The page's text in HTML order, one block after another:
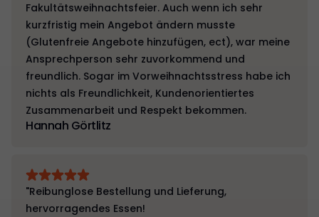
Fakultätsweihnachtsfeier. Auch wenn ich sehr
kurzfristig mein Angebot ändern musste
(Glutenfreie Angebote hinzufügen, ect), war meine
Ansprechperson sehr zuvorkommend und
freundlich. Sogar im Vorweihnachtsstress habe ich
nichts als Freundlichkeit, Kundenorientiertes
Zusammenarbeit und Respekt bekommen.
Hannah Görtlitz
"Reibunglose Bestellung und Lieferung,
hervorragendes Essen!